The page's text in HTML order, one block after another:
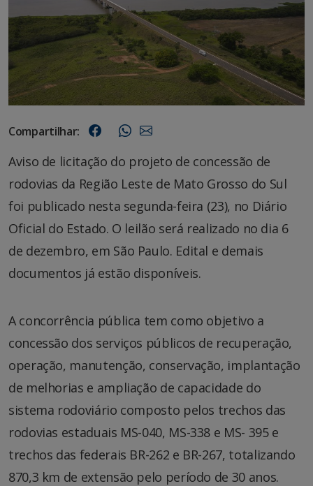
Compartilhar:
Aviso de licitação do projeto de concessão de
rodovias da Região Leste de Mato Grosso do Sul
foi publicado nesta segunda-feira (23), no Diário
Oficial do Estado. O leilão será realizado no dia 6
de dezembro, em São Paulo. Edital e demais
documentos já estão disponíveis.
A concorrência pública tem como objetivo a
concessão dos serviços públicos de recuperação,
operação, manutenção, conservação, implantação
de melhorias e ampliação de capacidade do
sistema rodoviário composto pelos trechos das
rodovias estaduais MS-040, MS-338 e MS- 395 e
trechos das federais BR-262 e BR-267, totalizando
870,3 km de extensão pelo período de 30 anos.